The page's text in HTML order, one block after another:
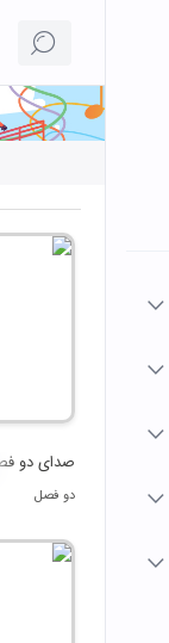
صدای دو
دو فصل